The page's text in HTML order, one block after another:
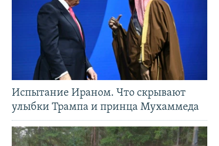
Испытание Ираном. Что скрывают
улыбки Трампа и принца Мухаммеда